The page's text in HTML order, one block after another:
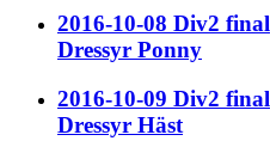
2016-10-08 Div2 final
Dressyr Ponny
2016-10-09 Div2 final
Dressyr Häst